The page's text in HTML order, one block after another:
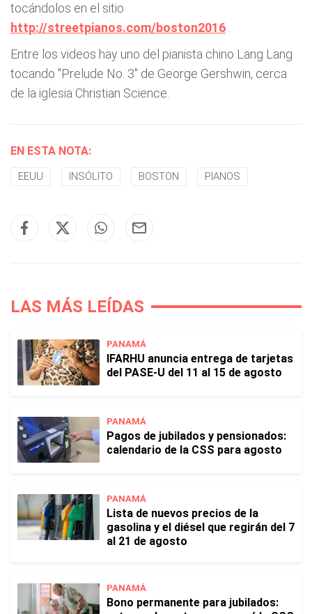
tocándolos en el sitio
http://streetpianos.com/boston2016
Entre los videos hay uno del pianista chino Lang Lang
tocando "Prelude No. 3" de George Gershwin, cerca
de la iglesia Christian Science.
EN ESTA NOTA:
EEUU INSÓLITO BOSTON PIANOS
LAS MÁS LEÍDAS
PANAMÁ
IFARHU anuncia entrega de tarjetas
del PASE-U del 11 al 15 de agosto
PANAMÁ
Pagos de jubilados y pensionados:
calendario de la CSS para agosto
PANAMÁ
Lista de nuevos precios de la
gasolina y el diésel que regirán del 7
al 21 de agosto
PANAMÁ
Bono permanente para jubilados: